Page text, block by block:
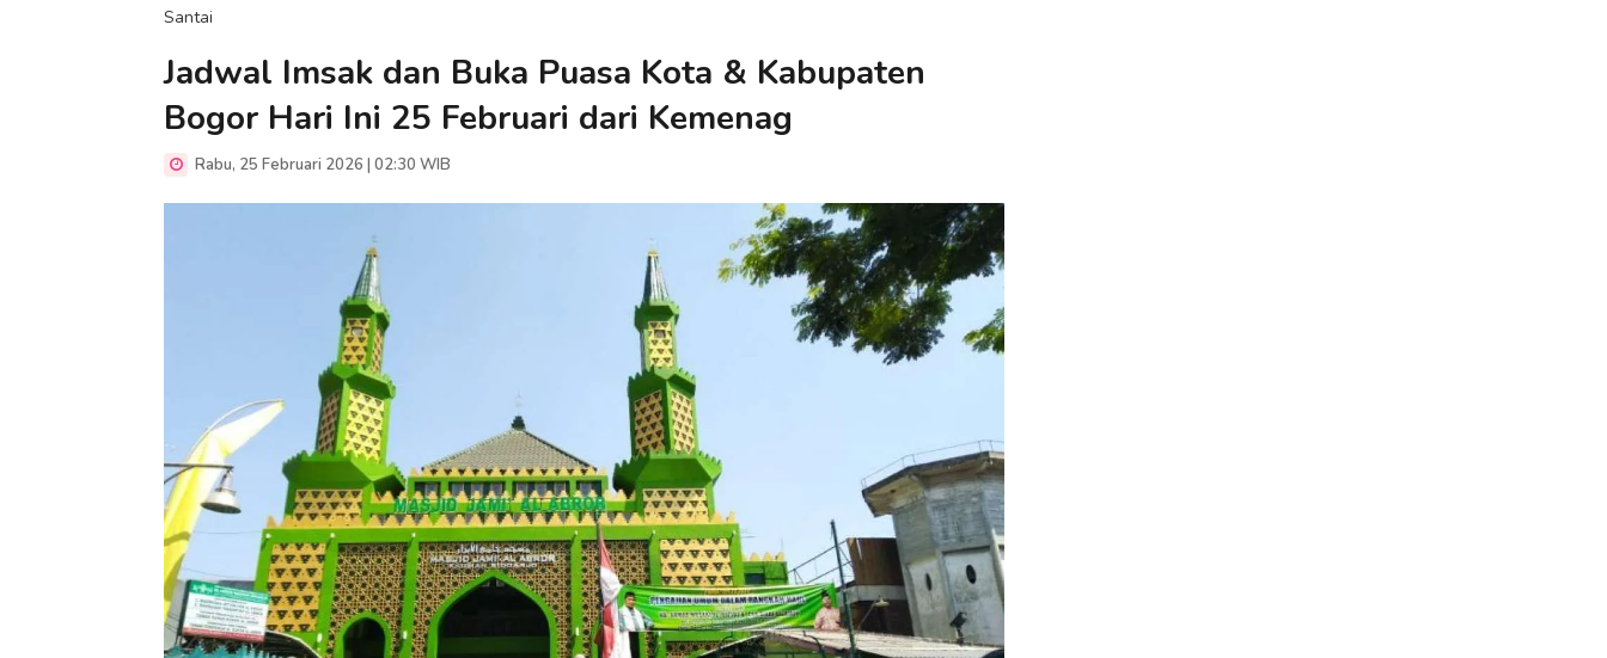
Santai
Jadwal Imsak dan Buka Puasa Kota & Kabupaten
Bogor Hari Ini 25 Februari dari Kemenag
Rabu, 25 Februari 2026 | 02:30 WIB